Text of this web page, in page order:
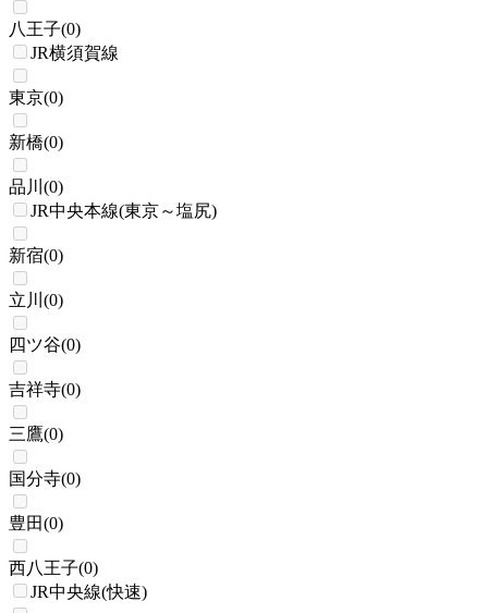
八王子(0)
JR横須賀線
東京(0)
新橋(0)
品川 (0)
JR中央本線(東京～塩尻)
新宿(0)
立川 (0)
四ツ谷(0)
吉祥寺(0)
三鷹(0)
国分寺(0)
豊田(0)
西八王子(0)
JR中央線(快速)